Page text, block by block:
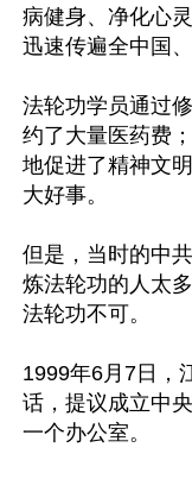
病健身、净化心
迅速传遍全中国
法轮功学员通过
约了大量医药费
地促进了精神文
大好事。
但是，当时的中
炼法轮功的人太
法轮功不可。
1999年6月7日，
话，提议成立中
一个办公室。